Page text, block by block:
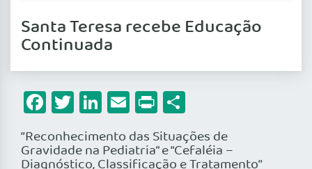
Santa Teresa recebe Educação
Continuada
Facebook
Twitter
LinkedIn
Email
Print
‘’Reconhecimento das Situações de
Gravidade na Pediatria” e “Cefaléia –